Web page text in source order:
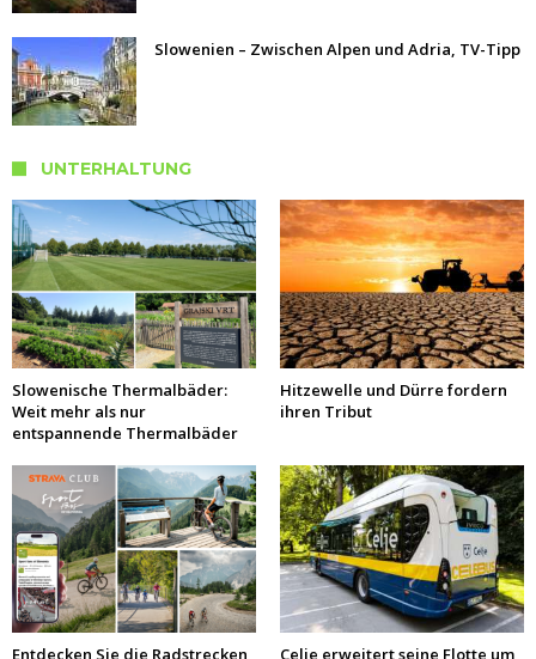
Slowenien – Zwischen Alpen und Adria, TV-Tipp
UNTERHALTUNG
Slowenische Thermalbäder:
Weit mehr als nur
entspannende Thermalbäder
Hitzewelle und Dürre fordern
ihren Tribut
Entdecken Sie die Radstrecken
Celje erweitert seine Flotte um